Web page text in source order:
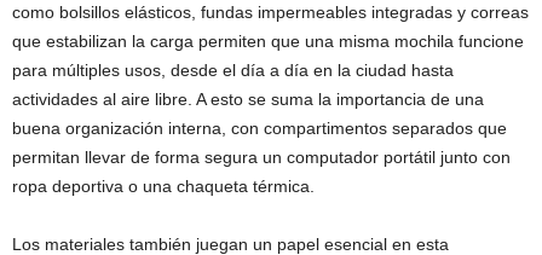
como bolsillos elásticos, fundas impermeables integradas y correas
que estabilizan la carga permiten que una misma mochila funcione
para múltiples usos, desde el día a día en la ciudad hasta
actividades al aire libre. A esto se suma la importancia de una
buena organización interna, con compartimentos separados que
permitan llevar de forma segura un computador portátil junto con
ropa deportiva o una chaqueta térmica.
Los materiales también juegan un papel esencial en esta